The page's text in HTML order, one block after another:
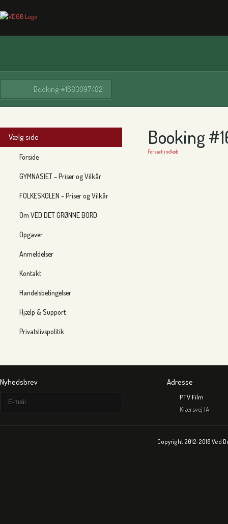
Booking #1683097482
Vælg side
Forside
GYMNASIET – Priser og Vilkår
FOLKESKOLEN – Priser og Vilkår
Om VED DET GRØNNE BORD
Opgaver
Anmeldelser
Kontakt
Handelsbetingelser
Hjælp & Support
Privatslivspolitik
Booking
Forsæt indkøb
Nyhedsbrev Adresse
PTV Film
Kiærsvej 1A
Copyright 2012-2018 Ved